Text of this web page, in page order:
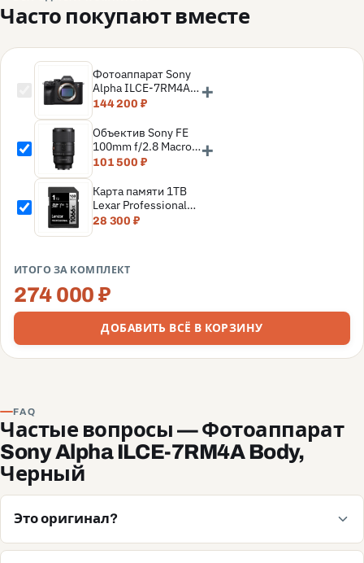
Часто покупают вместе
Фотоаппарат Sony
Alpha ILCE-7RM4A
Body, Черный
144 200 ₽
+
Объектив Sony FE
100mm f/2.8 Macro
GM, черный
101 500 ₽
+
Карта памяти 1TB
Lexar Professional
SDXC UHS-I
BNNNG)
28 300 ₽
ИТОГО ЗА КОМПЛЕКТ
274 000 ₽
ДОБАВИТЬ ВСЁ В КОРЗИНУ
FAQ
Частые вопросы — Фотоаппарат
Sony Alpha ILCE-7RM4A Body,
Черный
Это оригинал?